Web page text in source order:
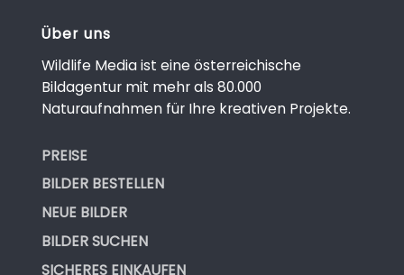
Über uns
Wildlife Media ist eine österreichische
Bildagentur mit mehr als 80.000
Naturaufnahmen für Ihre kreativen Projekte.
PREISE
BILDER BESTELLEN
NEUE BILDER
BILDER SUCHEN
SICHERES EINKAUFEN